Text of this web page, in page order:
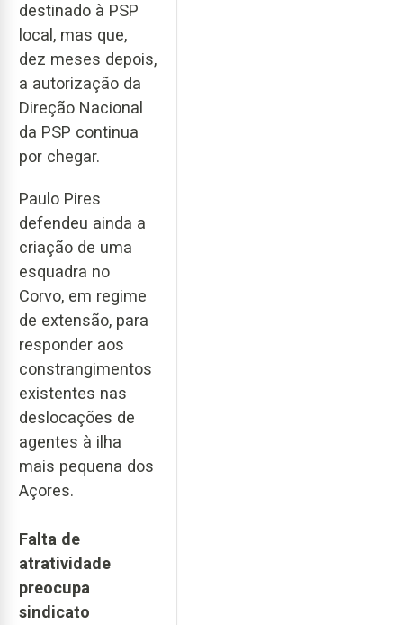
destinado à PSP
local, mas que,
dez meses depois,
a autorização da
Direção Nacional
da PSP continua
por chegar.
Paulo Pires
defendeu ainda a
criação de uma
esquadra no
Corvo, em regime
de extensão, para
responder aos
constrangimentos
existentes nas
deslocações de
agentes à ilha
mais pequena dos
Açores.
Falta de
atratividade
preocupa
sindicato